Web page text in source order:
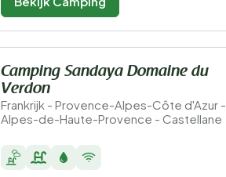
Camping Sandaya Domaine du
Verdon
Frankrijk - Provence-Alpes-Côte d'Azur -
Alpes-de-Haute-Provence - Castellane